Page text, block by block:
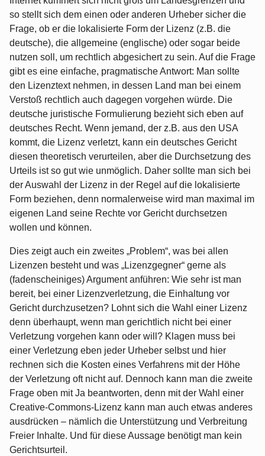
so stellt sich dem einen oder anderen Urheber sicher die
Frage, ob er die lokalisierte Form der Lizenz (z.B. die
deutsche), die allgemeine (englische) oder sogar beide
nutzen soll, um rechtlich abgesichert zu sein. Auf die Frage
gibt es eine einfache, pragmatische Antwort: Man sollte
den Lizenztext nehmen, in dessen Land man bei einem
Verstoß rechtlich auch dagegen vorgehen würde. Die
deutsche juristische Formulierung bezieht sich eben auf
deutsches Recht. Wenn jemand, der z.B. aus den USA
kommt, die Lizenz verletzt, kann ein deutsches Gericht
diesen theoretisch verurteilen, aber die Durchsetzung des
Urteils ist so gut wie unmöglich. Daher sollte man sich bei
der Auswahl der Lizenz in der Regel auf die lokalisierte
Form beziehen, denn normalerweise wird man maximal im
eigenen Land seine Rechte vor Gericht durchsetzen
wollen und können.
Dies zeigt auch ein zweites „Problem“, was bei allen
Lizenzen besteht und was „Lizenzgegner“ gerne als
(fadenscheiniges) Argument anführen: Wie sehr ist man
bereit, bei einer Lizenzverletzung, die Einhaltung vor
Gericht durchzusetzen? Lohnt sich die Wahl einer Lizenz
denn überhaupt, wenn man gerichtlich nicht bei einer
Verletzung vorgehen kann oder will? Klagen muss bei
einer Verletzung eben jeder Urheber selbst und hier
rechnen sich die Kosten eines Verfahrens mit der Höhe
der Verletzung oft nicht auf. Dennoch kann man die zweite
Frage oben mit Ja beantworten, denn mit der Wahl einer
Creative-Commons-Lizenz kann man auch etwas anderes
ausdrücken – nämlich die Unterstützung und Verbreitung
Freier Inhalte. Und für diese Aussage benötigt man kein
Gerichtsurteil.